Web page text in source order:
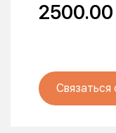
Связаться